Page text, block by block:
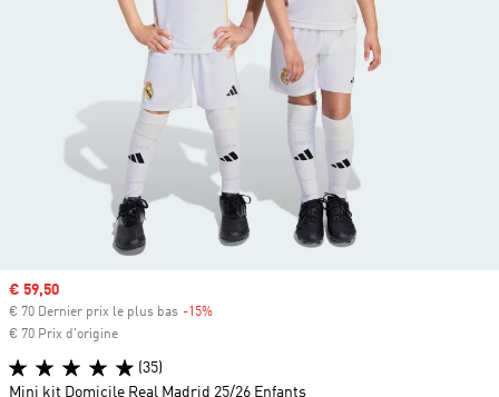
Prix soldé
€ 59,50
€ 70 Dernier prix le plus bas -15%
€ 70 Prix d'origine
(35)
Mini kit Domicile Real Madrid 25/26 Enfants